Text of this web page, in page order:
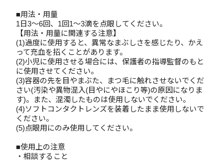
■用法・用量
1日3～6回、1回1～3滴を点眼してください。
【用法・用量に関連する注意】
(1)過度に使用すると、異常なまぶしさを感じたり、かえ
って充血を招くことがあります。
(2)小児に使用させる場合には、保護者の指導監督のもと
に使用させてください。
(3)容器の先を目やまぶた、まつ毛に触れさせないでくだ
さい(汚染や異物混入(目やにやほこり等)の原因になりま
す)。また、混濁したものは使用しないでください。
(4)ソフトコンタクトレンズを装着したまま使用しないで
ください。
(5)点眼用にのみ使用してください。
■使用上の注意
・相談すること